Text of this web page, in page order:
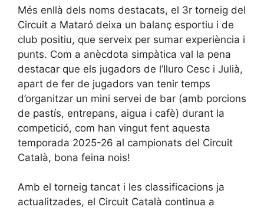
Més enllà dels noms destacats, el 3r torneig del
Circuit a Mataró deixa un balanç esportiu i de
club positiu, que serveix per sumar experiència i
punts. Com a anècdota simpàtica val la pena
destacar que els jugadors de l’Iluro Cesc i Julià,
apart de fer de jugadors van tenir temps
d’organitzar un mini servei de bar (amb porcions
de pastís, entrepans, aigua i cafè) durant la
competició, com han vingut fent aquesta
temporada 2025-26 al campionats del Circuit
Català, bona feina nois!
Amb el torneig tancat i les classificacions ja
actualitzades, el Circuit Català continua a